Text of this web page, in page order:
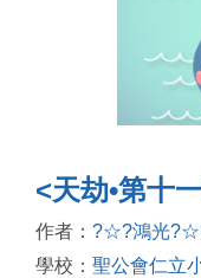
<天劫•第十
作者： ?☆?鴻光
學校： 聖公會仁立